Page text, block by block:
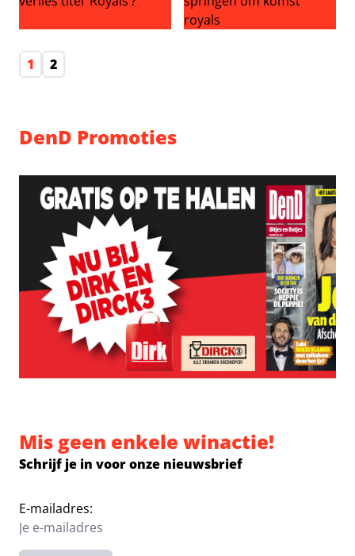
1
2
DenD Promoties
Mis geen enkele winactie!
Schrijf je in voor onze nieuwsbrief
E-mailadres: